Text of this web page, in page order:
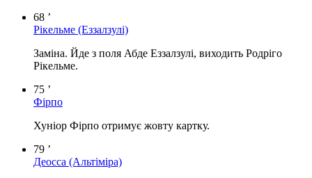
68 ’
Рікельме (Еззалзулі)
Заміна. Йде з поля Абде Еззалзулі, виходить Родріго
Рікельме.
75 ’
Фірпо
Хуніор Фірпо отримує жовту картку.
79 ’
Деосса (Альтіміра)